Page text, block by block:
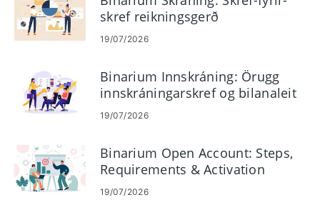
skref reikningsgerð
19/07/2026
Binarium Innskráning: Örugg
innskráningarskref og bilanaleit
19/07/2026
Binarium Open Account: Steps,
Requirements & Activation
19/07/2026